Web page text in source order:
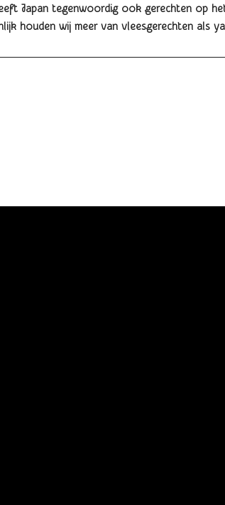
Japan tegenwoordig ook gerechten op
houden wij meer van vleesgerechten als